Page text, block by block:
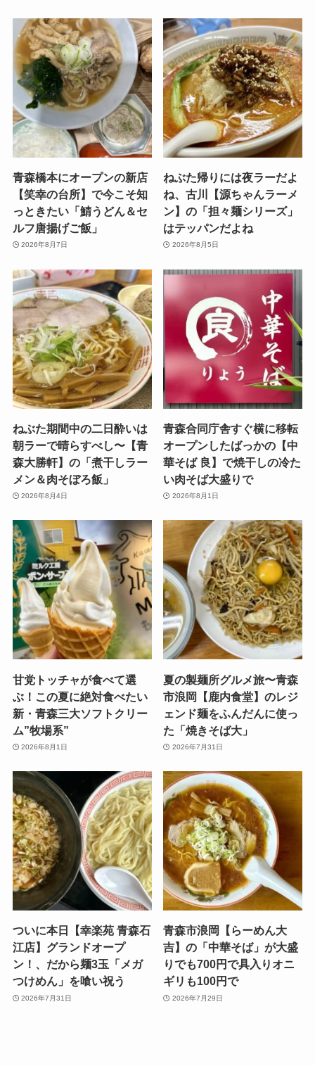
青森橋本にオープンの新店
【笑幸の台所】で今こそ知
っときたい「鯖うどん＆セ
ルフ唐揚げご飯」
2026年8月7日
ねぶた帰りには夜ラーだよ
ね、古川【源ちゃんラーメ
ン】の「担々麺シリーズ」
はテッパンだよね
2026年8月5日
ねぶた期間中の二日酔いは
朝ラーで晴らすべし〜【青
森大勝軒】の「煮干しラー
メン＆肉そぼろ飯」
2026年8月4日
青森合同庁舎すぐ横に移転
オープンしたばっかの【中
華そば 良】で焼干しの冷た
い肉そば大盛りで
2026年8月1日
甘党トッチャが食べて選
ぶ！この夏に絶対食べたい
新・青森三大ソフトクリー
ム”牧場系”
2026年8月1日
夏の製麺所グルメ旅〜青森
市浪岡【鹿内食堂】のレジ
ェンド麺をふんだんに使っ
た「焼きそば大」
2026年7月31日
ついに本日【幸楽苑 青森石
江店】グランドオープ
ン！、だから麺3玉「メガ
つけめん」を喰い祝う
2026年7月31日
青森市浪岡【らーめん大
吉】の「中華そば」が大盛
りでも700円で具入りオニ
ギリも100円で
2026年7月29日